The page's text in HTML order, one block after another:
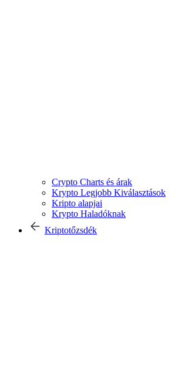
Crypto Charts és árak
Krypto Legjobb Kiválasztások
Kripto alapjai
Krypto Haladóknak
Kriptotőzsdék